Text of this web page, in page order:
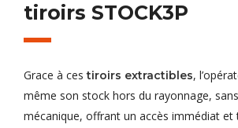
tiroirs STOCK3P
Grace à cestiroirs extractibles,
même son stock hors du rayonnage,
mécanique, offrant un accès immédiat et